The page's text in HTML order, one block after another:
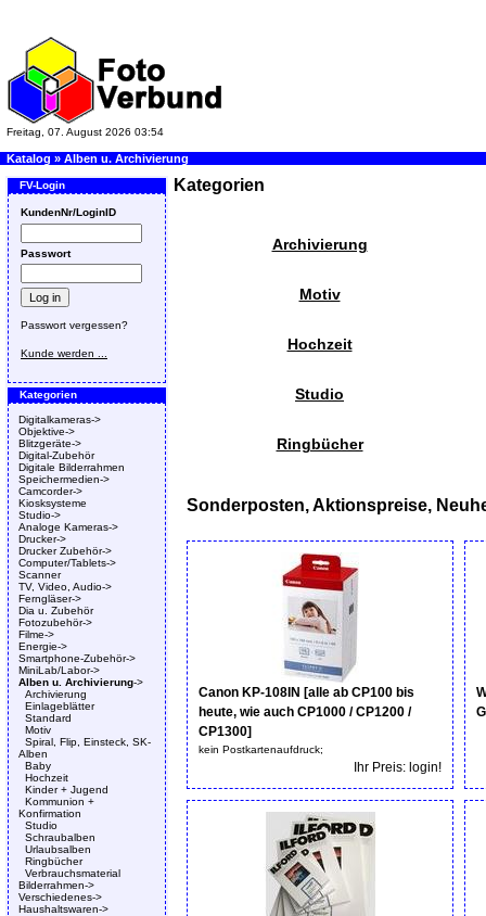
Freitag, 07. August 2026 03:54
Katalog » Alben u. Archivierung
FV-Login
KundenNr/LoginID
Passwort
Passwort vergessen?
Kunde werden ...
Kategorien
Digitalkameras->
Objektive->
Blitzgeräte->
Digital-Zubehör
Digitale Bilderrahmen
Speichermedien->
Camcorder->
Kiosksysteme
Studio->
Analoge Kameras->
Drucker->
Drucker Zubehör->
Computer/Tablets->
Scanner
TV, Video, Audio->
Ferngläser->
Dia u. Zubehör
Fotozubehör->
Filme->
Energie->
Smartphone-Zubehör->
MiniLab/Labor->
Alben u. Archivierung->
Archivierung
Einlageblätter
Standard
Motiv
Spiral, Flip, Einsteck, SK-
Alben
Baby
Hochzeit
Kinder + Jugend
Kommunion +
Konfirmation
Studio
Schraubalben
Urlaubsalben
Ringbücher
Verbrauchsmaterial
Bilderrahmen->
Verschiedenes->
Haushaltswaren->
Kategorien
Archivierung
Motiv
Hochzeit
Studio
Ringbücher
Sonderposten, Aktionspreise,
Canon KP-108IN [alle ab CP100 bis
heute, wie auch CP1000 / CP1200 /
CP1300]
kein Postkartenaufdruck;
Ihr Preis: login!